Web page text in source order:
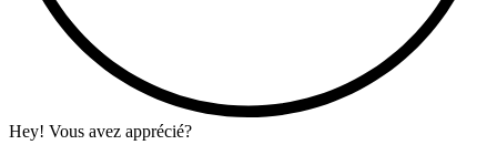
Hey! Vous avez apprécié?